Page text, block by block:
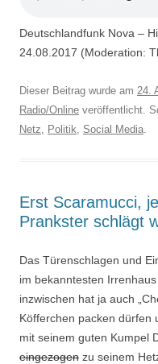
Deutschlandfunk Nova –
24.08.2017 (Moderation:
Dieser Beitrag wurde am 24.
Radio/Online veröffentlicht.
Netz
Politik Social Media
Erst Scaramucci,
Prankster schlägt
Das Türenschlagen und
im bekanntesten
inzwischen hat ja auch
Köfferchen packen dürfen
mit seinem guten Kumpel
eingezogen zu seinem